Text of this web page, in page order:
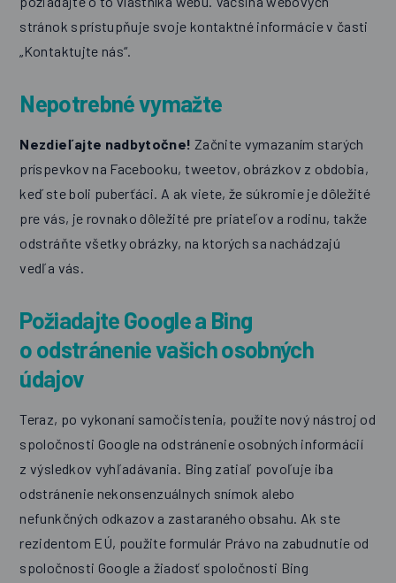
stránok sprístupňuje svoje kontaktné informácie v časti
„Kontaktujte nás“.
Nepotrebné vymažte
Nezdieľajte nadbytočne! Začnite vymazaním starých
príspevkov na Facebooku, tweetov, obrázkov z obdobia,
keď ste boli puberťáci. A ak viete, že súkromie je dôležité
pre vás, je rovnako dôležité pre priateľov a rodinu, takže
odstráňte všetky obrázky, na ktorých sa nachádzajú
vedľa vás.
Požiadajte Google a Bing
o odstránenie vašich osobných
údajov
Teraz, po vykonaní samočistenia, použite nový nástroj od
spoločnosti Google na odstránenie osobných informácií
z výsledkov vyhľadávania. Bing zatiaľ povoľuje iba
odstránenie nekonsenzuálnych snímok alebo
nefunkčných odkazov a zastaraného obsahu. Ak ste
rezidentom EÚ, použite formulár Právo na zabudnutie od
spoločnosti Google a žiadosť spoločnosti Bing